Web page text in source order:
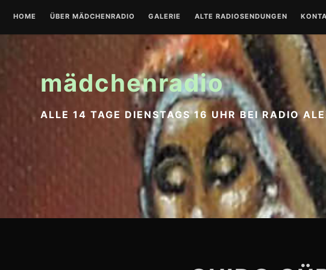
Inhalt
springen
HOME ÜBER MÄDCHENRADIO GALERIE ALTE RADIOSENDUNGEN
mädchenradio
ALLE 14 TAGE DIENSTAGS 16 UHR BEI RADIO